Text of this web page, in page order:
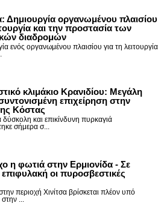
Δημιουργία οργανωμένου πλαισίου
και την προστασία των
διαδρομών
ενός οργανωμένου πλαισίου για τη λειτουργία
κλιμάκιο Κρανιδίου: Μεγάλη
επιχείρηση στην
Κόστας
δύσκολη και επικίνδυνη πυρκαγιά
σήμερα σ...
η φωτιά στην Ερμιονίδα - Σε
οι πυροσβεστικές
περιοχή Χινίτσα βρίσκεται πλέον υπό
στην ...